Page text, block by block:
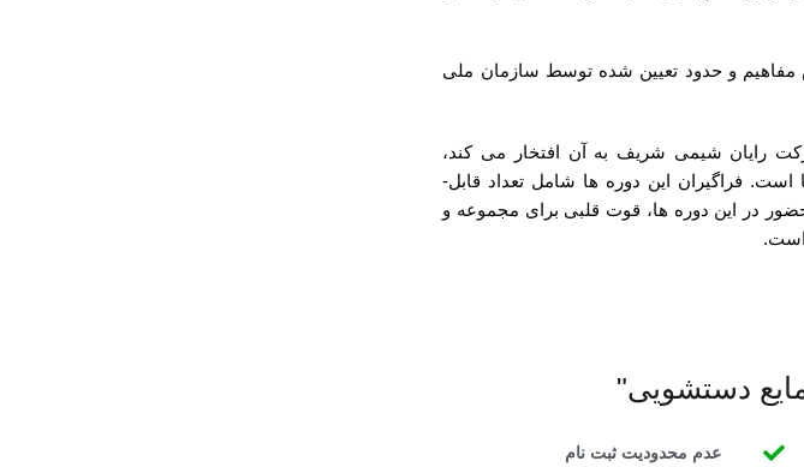
مفاهیم و حدود تعیین­ شده توسط سازمان ملی
رایان شیمی شریف به آن افتخار می­ کند،
رضایت مشتریان پس از حضور در این دوره ها است. فراگیران این دوره ­ها شامل تعداد قابل­
در این دوره ­ها، قوت قلبی برای مجموعه و
است.
دستشویی"
عدم محدودیت ثبت نام